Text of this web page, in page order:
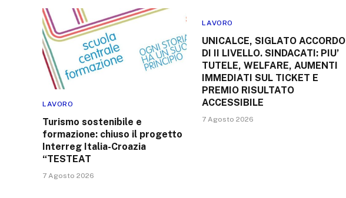
LAVORO
Turismo sostenibile e
formazione: chiuso il progetto
Interreg Italia-Croazia
“TESTEAT
7 Agosto 2026
LAVORO
UNICALCE, SIGLATO ACCORDO
DI II LIVELLO. SINDACATI: PIU’
TUTELE, WELFARE, AUMENTI
IMMEDIATI SUL TICKET E
PREMIO RISULTATO
ACCESSIBILE
7 Agosto 2026